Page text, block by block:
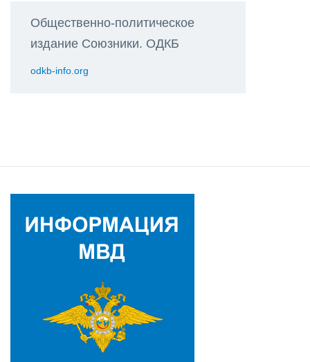
Общественно-политическое
издание Союзники. ОДКБ
odkb-info.org